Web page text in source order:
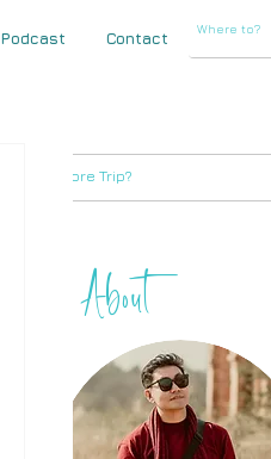
Podcast Contact
About